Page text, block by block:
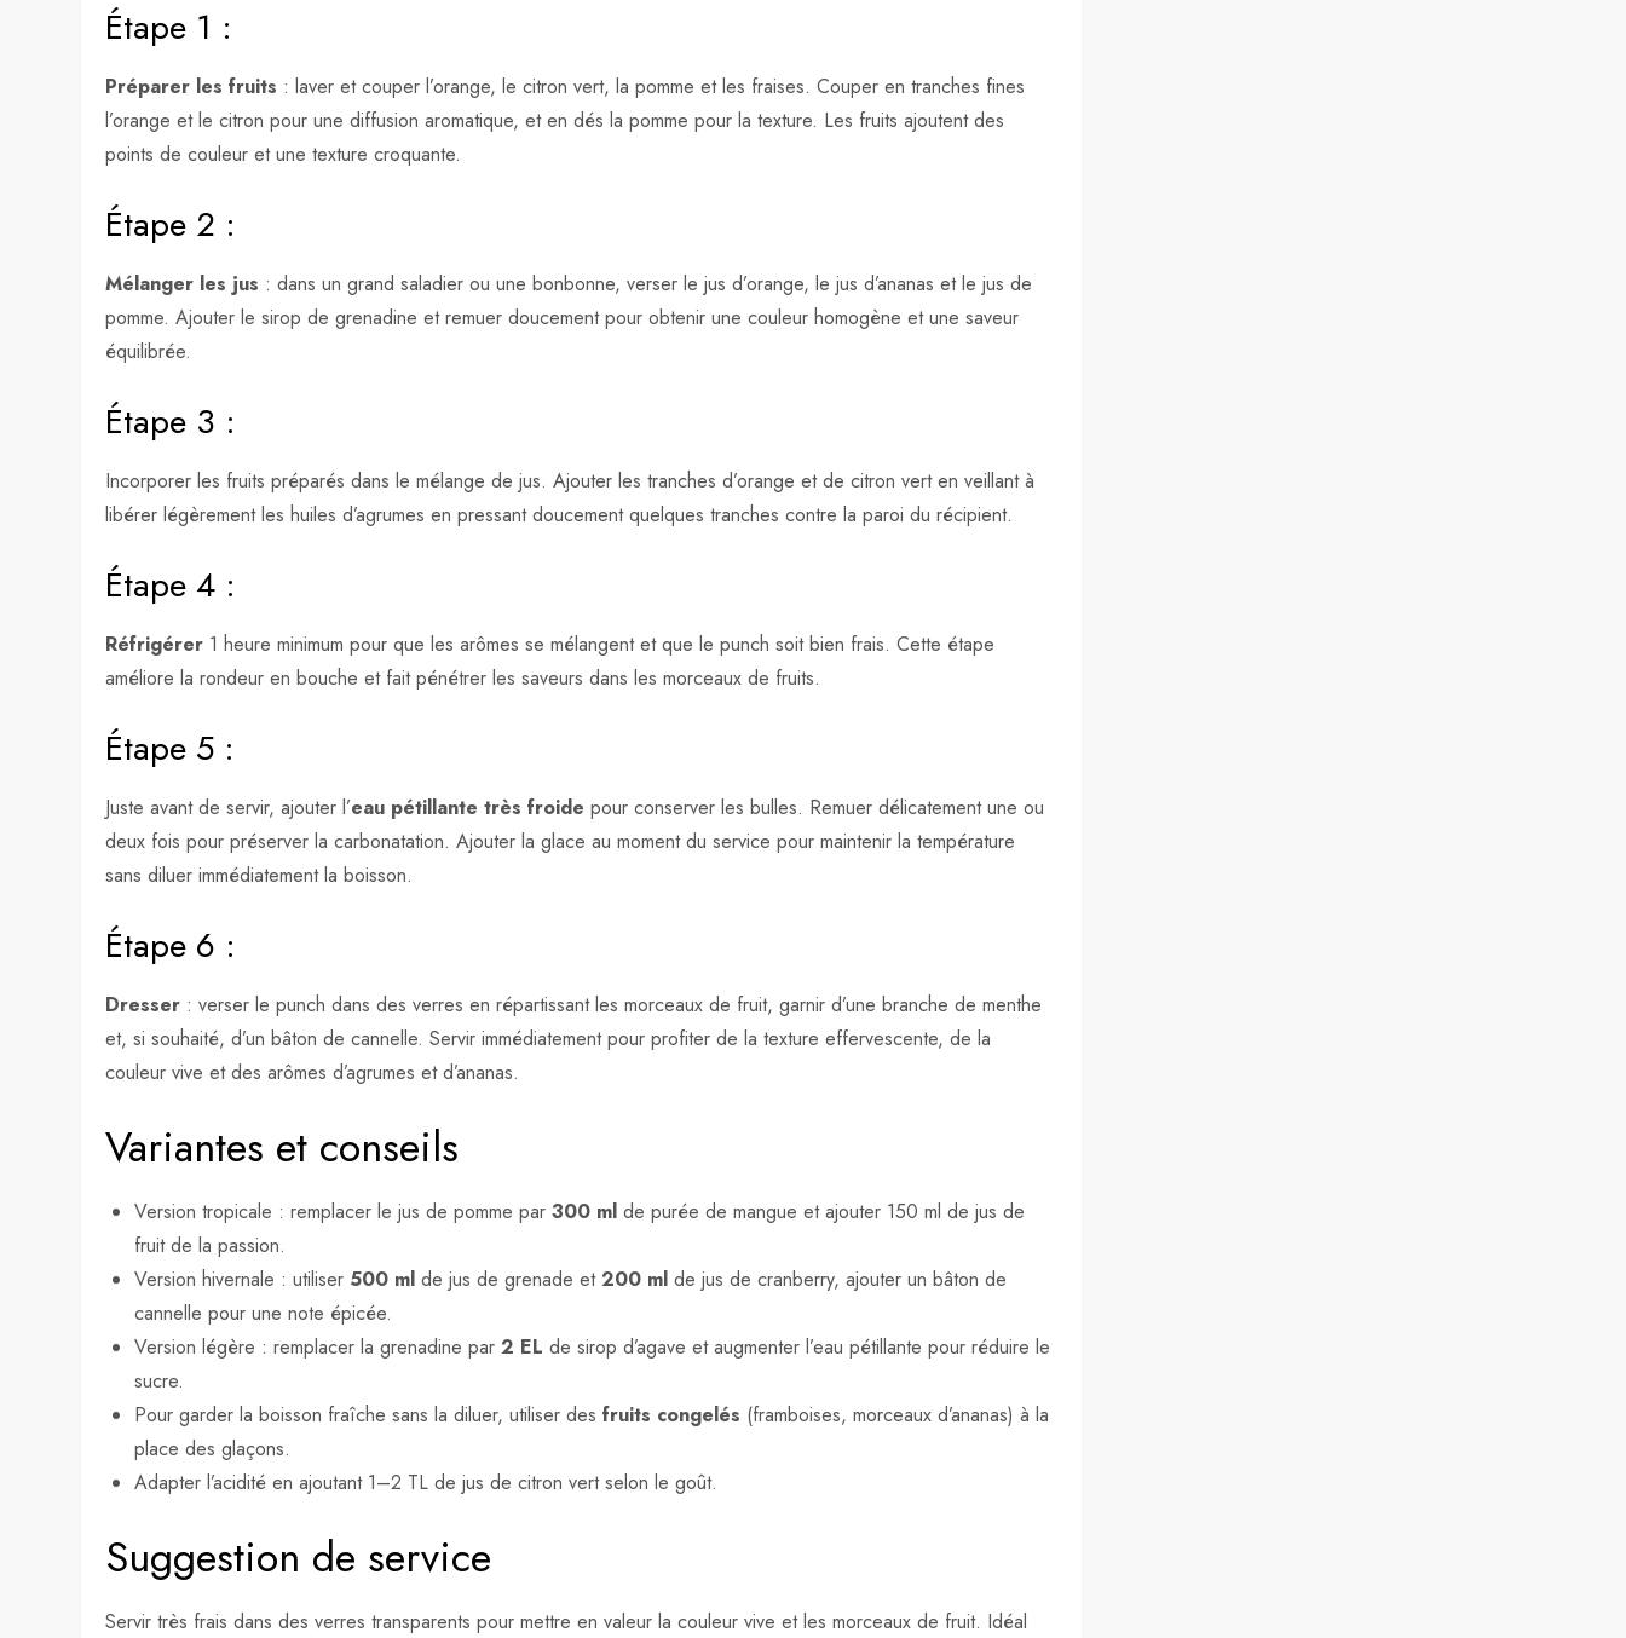
Étape 1 :
Préparer les fruits : laver et couper l’orange, le citron vert, la pomme et les fraises. Couper en tranches fines
l’orange et le citron pour une diffusion aromatique, et en dés la pomme pour la texture. Les fruits ajoutent des
points de couleur et une texture croquante.
Étape 2 :
Mélanger les jus : dans un grand saladier ou une bonbonne, verser le jus d’orange, le jus d’ananas et le jus de
pomme. Ajouter le sirop de grenadine et remuer doucement pour obtenir une couleur homogène et une saveur
équilibrée.
Étape 3 :
Incorporer les fruits préparés dans le mélange de jus. Ajouter les tranches d’orange et de citron vert en veillant à
libérer légèrement les huiles d’agrumes en pressant doucement quelques tranches contre la paroi du récipient.
Étape 4 :
Réfrigérer 1 heure minimum pour que les arômes se mélangent et que le punch soit bien frais. Cette étape
améliore la rondeur en bouche et fait pénétrer les saveurs dans les morceaux de fruits.
Étape 5 :
Juste avant de servir, ajouter l’eau pétillante très froide pour conserver les bulles. Remuer délicatement une ou
deux fois pour préserver la carbonatation. Ajouter la glace au moment du service pour maintenir la température
sans diluer immédiatement la boisson.
Étape 6 :
Dresser : verser le punch dans des verres en répartissant les morceaux de fruit, garnir d’une branche de menthe
et, si souhaité, d’un bâton de cannelle. Servir immédiatement pour profiter de la texture effervescente, de la
couleur vive et des arômes d’agrumes et d’ananas.
Variantes et conseils
Version tropicale : remplacer le jus de pomme par300 ml de purée de mangue et ajouter 150 ml de jus de
fruit de la passion.
Version hivernale : utiliser 500 ml de jus de grenade et200 ml de jus de cranberry, ajouter un bâton de
cannelle pour une note épicée.
Version légère : remplacer la grenadine par2 EL de sirop d’agave et augmenter l’eau pétillante pour réduire le
sucre.
Pour garder la boisson fraîche sans la diluer, utiliser desfruits congelés (framboises, morceaux d’ananas) à la
place des glaçons.
Adapter l’acidité en ajoutant 1–2 TL de jus de citron vert selon le goût.
Suggestion de service
Servir très frais dans des verres transparents pour mettre en valeur la couleur vive et les morceaux de fruit. Idéal